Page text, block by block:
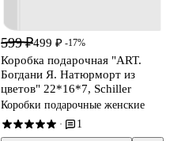
599 ₽499 ₽ -17%
Коробка подарочная "ART.
Богдани Я. Натюрморт из
цветов" 22*16*7, Schiller
Коробки подарочные женские
· 1